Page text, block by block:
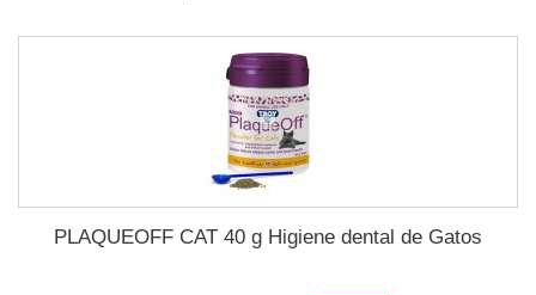
PLAQUEOFF CAT 40 g Higiene dental de Gatos